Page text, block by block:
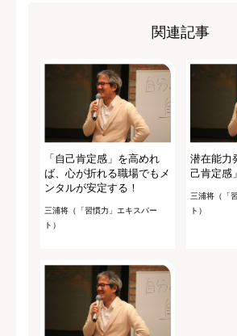
関連記事
「自己肯定感」を高めれ
ば、心が折れる職場でもメ
ンタルが安定する！
三浦将（「習慣力」エキスパー
ト）
潜在能力
己肯定感
三浦将（「
ト）